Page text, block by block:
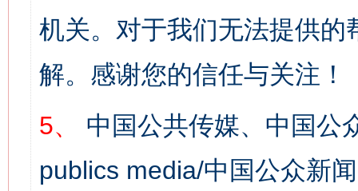
机关。对于我们无法提供
解。感谢您的信任与关注！
5、
中国公共传媒、中国公
publics media/中国公众新